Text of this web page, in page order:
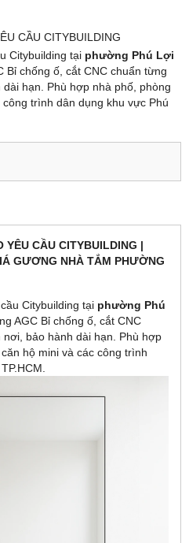
CẦU CITYBUILDING
Citybuilding tại phường Phú Lợi
Bỉ chống ố, cắt CNC chuẩn từng
hạn. Phù hợp nhà phố, phòng
trình dân dụng khu vực Phú
YÊU CẦU CITYBUILDING |
GƯƠNG NHÀ TẮM PHƯỜNG
Citybuilding tại phường Phú
AGC Bỉ chống ố, cắt CNC
bảo hành dài hạn. Phù hợp
hộ mini và các công trình